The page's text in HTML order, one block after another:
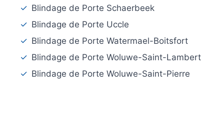
✓ Blindage de Porte Schaerbeek
✓ Blindage de Porte Uccle
✓ Blindage de Porte Watermael-Boitsfort
✓ Blindage de Porte Woluwe-Saint-Lambert
✓ Blindage de Porte Woluwe-Saint-Pierre